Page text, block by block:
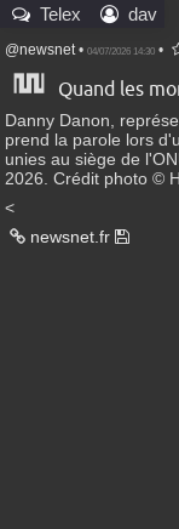
Telex dav
@newsnet• 04/07/2026 14:30 •
Quand les
Danny Danon,
prend la parole lors
unies au siège de
2026. Crédit photo ©
<
newsnet.fr